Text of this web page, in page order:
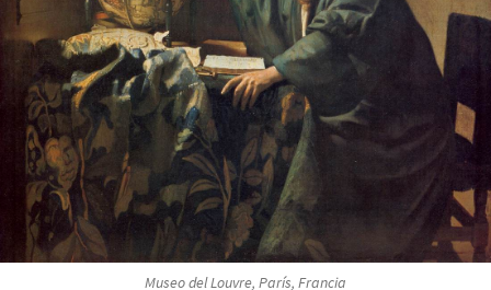
Museo del Louvre, París, Francia